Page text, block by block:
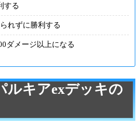
する
れずに勝利する
ダメージ以上になる
ルキアexデッキの